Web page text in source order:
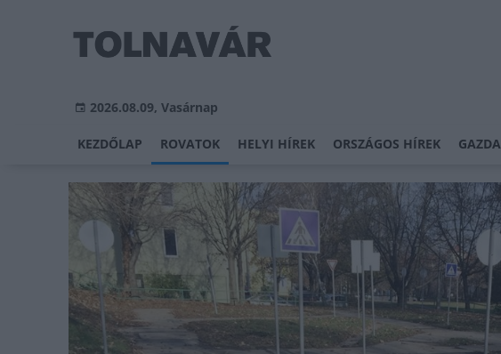
2026.08.09, Vasárnap
KEZDŐLAP ROVATOK HELYI HÍREK ORSZÁGOS HÍREK